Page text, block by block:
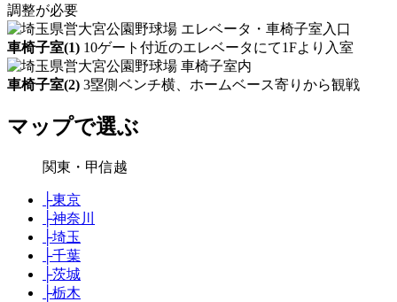
調整が必要
車椅子室(1) 10ゲート付近のエレベータにて1Fより入室
車椅子室(2) 3塁側ベンチ横、ホームベース寄りから観戦
マップで選ぶ
関東・甲信越
├東京
├神奈川
├埼玉
├千葉
├茨城
├栃木